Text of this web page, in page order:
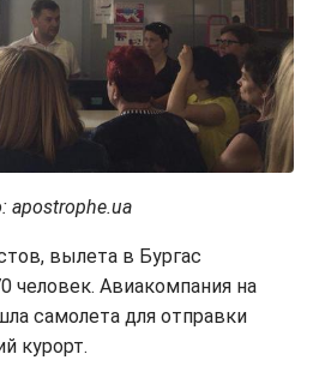
apostrophe.ua
вылета в Бургас
человек. Авиакомпания на
самолета для отправки
курорт.